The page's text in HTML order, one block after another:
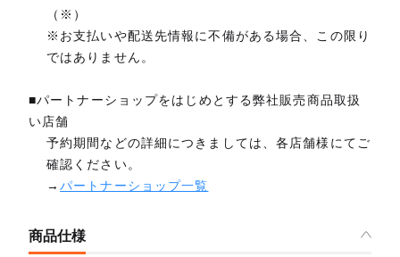
（※）
※お支払いや配送先情報に不備がある場合、この限り
ではありません。
■パートナーショップをはじめとする弊社販売商品取扱
い店舗
予約期間などの詳細につきましては、各店舗様にてご
確認ください。
→パートナーショップ一覧
商品仕様